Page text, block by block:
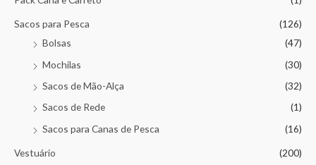
Sacos para Pesca
(126)
Bolsas
(47)
Mochilas
(30)
Sacos de Mão-Alça
(32)
Sacos de Rede
(1)
Sacos para Canas de Pesca
(16)
Vestuário
(200)